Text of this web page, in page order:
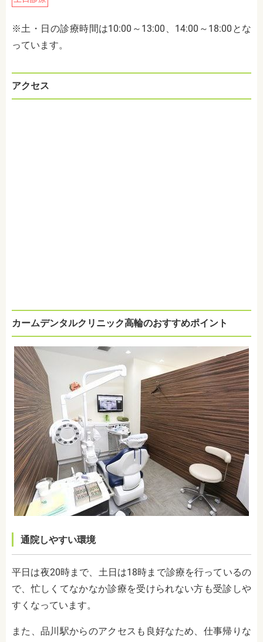
※土・日の診療時間は10:00～13:00、14:00～18:00とな
っています。
アクセス
カームデンタルクリニック高輪のおすすめポイント
通院しやすい環境
平日は夜20時まで、土日は18時まで診療を行っているの
で、忙しくてなかなか診療を受けられない方も受診しや
すくなっています。
また、品川駅からのアクセスも良好なため、仕事帰りな